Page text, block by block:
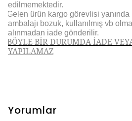
edilmemektedir.
Gelen ürün kargo görevlisi
ambalajı bozuk, kullanılmış vb
alınmadan iade gönderilir.
BÖYLE BİR DURUMDA İADE
YAPILAMAZ
Yorumlar